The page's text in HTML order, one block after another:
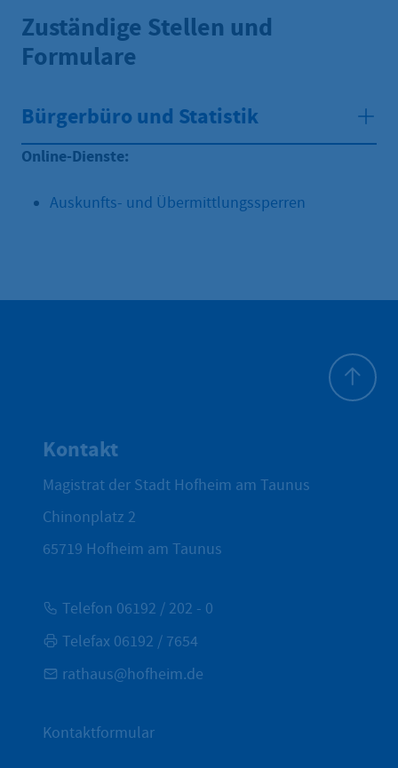
Zuständige Stellen und
Formulare
Bürgerbüro und Statistik
Online-Dienste:
Auskunfts- und Übermittlungssperren
Kontakt
Magistrat der Stadt Hofheim am Taunus
Chinonplatz 2
65719 Hofheim am Taunus
Telefon 06192 / 202 - 0
Telefax 06192 / 7654
rathaus@hofheim.de
Kontaktformular